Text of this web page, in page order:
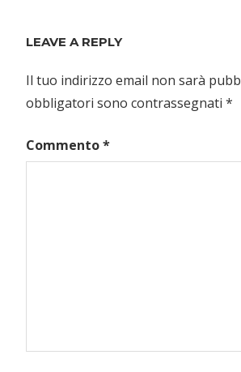
LEAVE A REPLY
Il tuo indirizzo email non sarà
obbligatori sono contrassegnati *
Commento*